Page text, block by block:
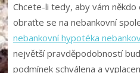
Chcete-li tedy, aby vám někdo
obraťte se na nebankovní
nebankovní hypotéka
největší pravděpodobností
podmínek schválena a